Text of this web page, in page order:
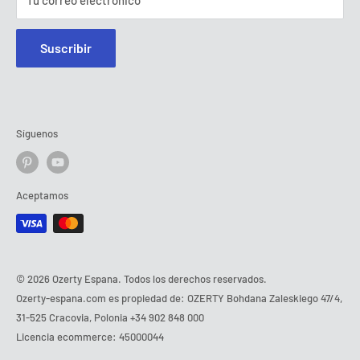
Suscribir
Síguenos
Aceptamos
© 2026 Ozerty Espana. Todos los derechos reservados.
Ozerty-espana.com es propiedad de: OZERTY Bohdana Zaleskiego 47/4,
31-525 Cracovia, Polonia +34 902 848 000
Licencia ecommerce: 45000044